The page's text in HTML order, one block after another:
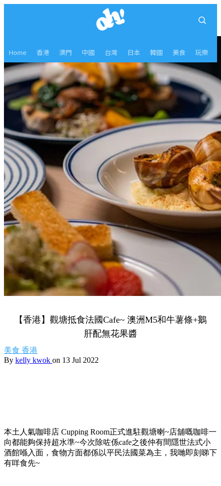
Home 香港 澳門 中國 台灣 日本 韓國 美食 玩樂
【香港】觀塘抵食法國Cafe~ 澳洲M5和牛薯條+鵝
肝配無花果醬
美食 香港
By kelly kwok on 13 Jul 2022
本土人氣咖啡店 Cupping Room正式進駐觀塘喇~店舖嘅咖啡一
向都能夠保持超水準~今次除咗係cafe之後仲有間隱世法式小
酒館喺入面，食物方面都係以平民法國菜為主，我哋即刻睇下
有咩食先~